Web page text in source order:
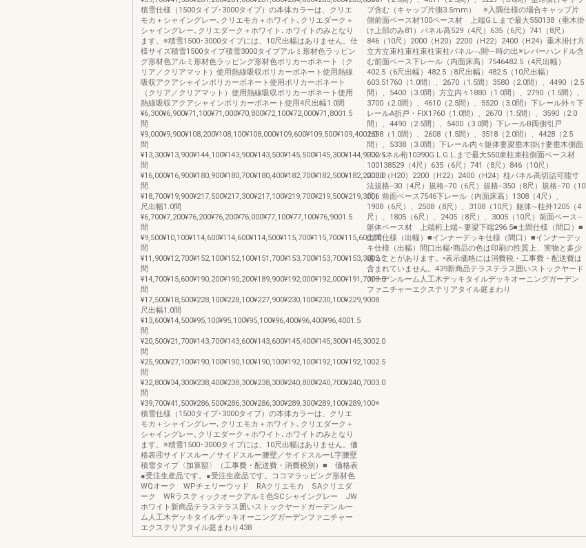
積雪仕様（1500タイプ･3000タイプ）の本体カラーは、クリエ
モカ＋シャイングレー､クリエモカ＋ホワイト､クリエダーク＋
シャイングレー､クリエダーク＋ホワイト､ホワイトのみとなり
ます。※積雪1500･3000タイプには、10尺出幅はありません。仕
様サイズ積雪1500タイプ積雪3000タイプアルミ形材色ラッピン
グ形材色アルミ形材色ラッピング形材色ポリカーボネート（ク
リア／クリアマット）使用熱線吸収ポリカーボネート使用熱線
吸収アクアシャインポリカーボネート使用ポリカーボネート
（クリア／クリアマット）使用熱線吸収ポリカーボネート使用
熱線吸収アクアシャインポリカーボネート使用4尺出幅1.0間
¥6,300¥6,900¥71,100¥71,000¥70,800¥72,100¥72,000¥71,8001.5
間
¥9,000¥9,900¥108,200¥108,100¥108,000¥109,600¥109,500¥109,4002.0
間
¥13,300¥13,900¥144,100¥143,900¥143,500¥145,500¥145,300¥144,9002.5
間
¥16,000¥16,900¥180,900¥180,700¥180,400¥182,700¥182,500¥182,2003.0
間
¥18,700¥19,900¥217,500¥217,300¥217,100¥219,700¥219,500¥219,3006
尺出幅1.0間
¥6,700¥7,200¥76,200¥76,200¥76,000¥77,100¥77,100¥76,9001.5
間
¥9,500¥10,100¥114,600¥114,600¥114,500¥115,700¥115,700¥115,6002.0
間
¥11,900¥12,700¥152,100¥152,100¥151,700¥153,700¥153,700¥153,3002.5
間
¥14,700¥15,600¥190,200¥190,200¥189,900¥192,000¥192,000¥191,7003.0
間
¥17,500¥18,500¥228,100¥228,100¥227,900¥230,100¥230,100¥229,9008
尺出幅1.0間
¥13,600¥14,500¥95,100¥95,100¥95,100¥96,400¥96,400¥96,4001.5
間
¥20,500¥21,700¥143,700¥143,600¥143,600¥145,400¥145,300¥145,3002.0
間
¥25,900¥27,100¥190,100¥190,100¥190,100¥192,100¥192,100¥192,1002.5
間
¥32,800¥34,300¥238,400¥238,300¥238,300¥240,800¥240,700¥240,7003.0
間
¥39,700¥41,500¥286,500¥286,300¥286,300¥289,300¥289,100¥289,100※
積雪仕様（1500タイプ･3000タイプ）の本体カラーは、クリエ
モカ＋シャイングレー､クリエモカ＋ホワイト､クリエダーク＋
シャイングレー､クリエダーク＋ホワイト､ホワイトのみとなり
ます。※積雪1500･3000タイプには、10尺出幅はありません。価
格表④サイドスルー／サイドスルー腰壁／サイドスルーL字腰壁
積雪タイプ〈加算額〉（工事費・配送費・消費税別）■ 価格表
●受注生産品です。●受注生産品です。ココマラッピング形材色
WQオーク WPチェリーウッド RAクリエモカ SAクリエダ
ーク WRラスティックオークアルミ色SCシャイングレー JW
ホワイト新商品テラステラス囲いストックヤードガーデンルー
ム人工木デッキタイルデッキオーニングガーデンファニチャー
エクステリアタイル庭まわり438
プ含む（キャップ片側3.5mm） ※入隅仕様の場合キャップ片
側前面ベース材100ベース材 上端G.L.まで最大550138（垂木掛
け上部のみ81）パネル高529（4尺）635（6尺）741（8尺）
846（10尺）2000（H20）2200（H22）2400（H24）垂木掛け方
立方立束柱束柱束柱束柱パネル﹁開﹂時の出※レバーハンドル含
む前面ベース下レール（内面床高）7546482.5（4尺出幅）
402.5（6尺出幅）482.5（8尺出幅）482.5（10尺出幅）
603.51760（1.0間）、2670（1.5間）3580（2.0間）、4490（2.5
間）、5400（3.0間）方立内々1880（1.0間）、2790（1.5間）、
3700（2.0間）、4610（2.5間）、5520（3.0間）下レール外々下
レールA折戸・FIX1760（1.0間）、2670（1.5間）、3590（2.0
間）、4490（2.5間）、5400（3.0間）下レールB両側引戸
1698（1.0間）、2608（1.5間）、3518（2.0間）、4428（2.5
間）、5338（3.0間）下レール内々躯体妻梁垂木掛け妻垂木側面
FIXパネル桁10390G.L.G.L.まで最大550束柱束柱側面ベース材
100138529（4尺）635（6尺）741（8尺）846（10尺）
2000（H20）2200（H22）2400（H24）柱パネル高切詰可能寸
法規格−30（4尺）規格−70（6尺）規格−350（8尺）規格−70（10
尺）前面ベース7546下レール（内面床高）1308（4尺）、
1908（6尺）、2508（8尺）、3108（10尺）躯体∼柱外1205（4
尺）、1805（6尺）、2405（8尺）、3005（10尺）前面ベース∼
躯体ベース材 上端桁上端∼妻梁下端296.5■土間仕様（間口）■
土間仕様（出幅）■インナーデッキ仕様（間口）■インナーデッ
キ仕様（出幅）間口出幅•商品の色は印刷の性質上、実物と多少
違うことがあります。•表示価格には消費税・工事費・配送費は
含まれていません。439新商品テラステラス囲いストックヤード
ガーデンルーム人工木デッキタイルデッキオーニングガーデン
ファニチャーエクステリアタイル庭まわり